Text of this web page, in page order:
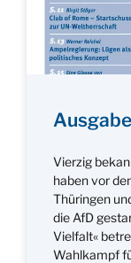
Vierzig
haben vor
Thüringen
die AfD
Vielfalt«
Wahlkampf